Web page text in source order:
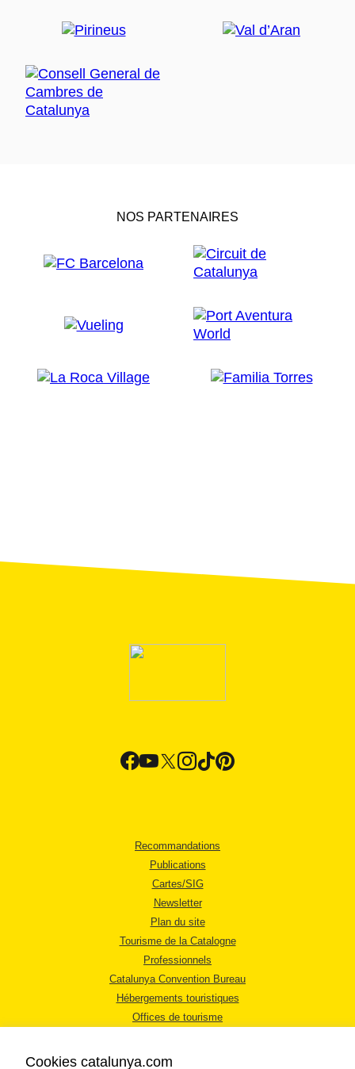
NOS PARTENAIRES
Recommandations
Publications
Cartes/SIG
Newsletter
Plan du site
Tourisme de la Catalogne
Professionnels
Catalunya Convention Bureau
Hébergements touristiques
Offices de tourisme
Cookies catalunya.com